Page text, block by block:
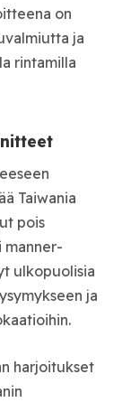
on
ja
rintamilla
Taiwania
pois
manner-
ulkopuolisia
ja
harjoitukset